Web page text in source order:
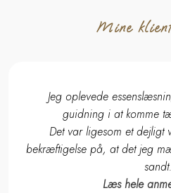
Mine
Jeg oplevede
guidning i at komme
Det var ligesom et dejligt
bekræftigelse på, at det jeg
sandt.
Læs hele